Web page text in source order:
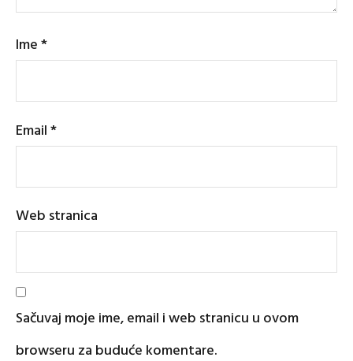
Ime*
Email*
Web stranica
Sačuvaj moje ime, email i web stranicu u ovom
browseru za buduće komentare.